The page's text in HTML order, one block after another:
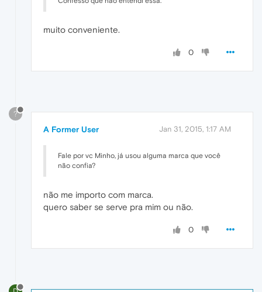
muito conveniente.
0
?
A Former User Jan 31, 2015, 1:17 AM
Fale por vc Minho, já usou alguma marca que você
não confia?
não me importo com marca.
quero saber se serve pra mim ou não.
0